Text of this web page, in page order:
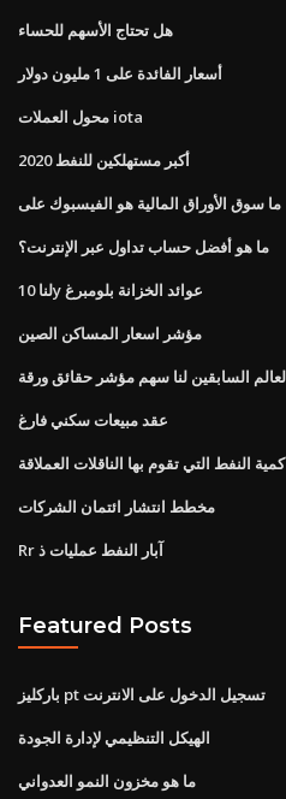
هل تحتاج الأسهم للحساء
أسعار الفائدة على 1 مليون دولار
محول العملات iota
أكبر مستهلكين للنفط 2020
ما سوق الأوراق المالية هو الفيسبوك على
ما هو أفضل حساب تداول عبر الإنترنت؟
لنا 10y عوائد الخزانة بلومبرغ
مؤشر اسعار المساكن الصين
عقد مبيعات سكني فارغ
كمية النفط التي تقوم بها الناقلات العملاقة
مخطط انتشار ائتمان الشركات
Rr آبار النفط عمليات ذ
Featured Posts
باركليز pt تسجيل الدخول على الانترنت
الهيكل التنظيمي لإدارة الجودة
ما هو مخزون النمو العدواني